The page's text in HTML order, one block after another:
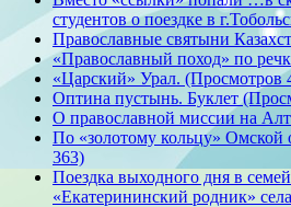
студентов о поездке в
Православные святыни
«Православный поход» по
«Царский» Урал. (Просмотров
Оптина пустынь. Буклет
О православной миссии на
По «золотому кольцу» Омской
363)
Поездка выходного дня в
«Екатерининский родник»